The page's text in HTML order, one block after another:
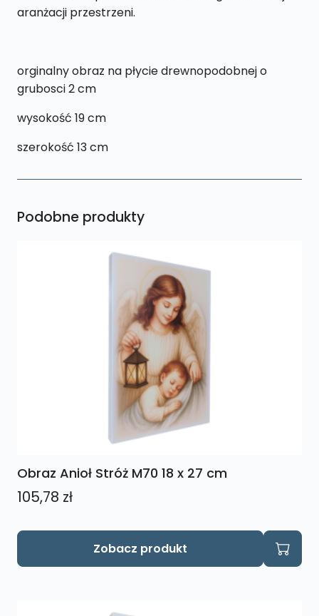
aranżacji przestrzeni.
orginalny obraz na płycie drewnopodobnej o
grubosci 2 cm
wysokość 19 cm
szerokość 13 cm
Podobne produkty
Obraz Anioł Stróż M70 18 x 27 cm
105,78 zł
Zobacz produkt